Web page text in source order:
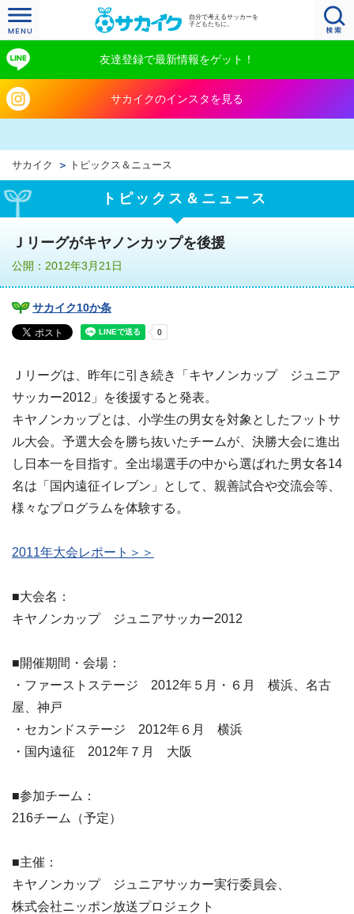
自分で考えるサッカーを
子どもたちに。
友達登録で最新情報をゲット！
サカイクのインスタを見る
サカイク トピックス＆ニュース
トピックス＆ニュース
Ｊリーグがキヤノンカップを後援
公開：2012年3月21日
サカイク10か条
Ｊリーグは、昨年に引き続き「キヤノンカップ ジュニア
サッカー2012」を後援すると発表。
キヤノンカップとは、小学生の男女を対象としたフットサ
ル大会。予選大会を勝ち抜いたチームが、決勝大会に進出
し日本一を目指す。全出場選手の中から選ばれた男女各14
名は「国内遠征イレブン」として、親善試合や交流会等、
様々なプログラムを体験する。
2011年大会レポート＞＞
■大会名：
キヤノンカップ ジュニアサッカー2012
■開催期間・会場：
・ファーストステージ 2012年５月・６月 横浜、名古
屋、神戸
・セカンドステージ 2012年６月 横浜
・国内遠征 2012年７月 大阪
■参加チーム：
216チーム（予定）
■主催：
キヤノンカップ ジュニアサッカー実行委員会、
株式会社ニッポン放送プロジェクト